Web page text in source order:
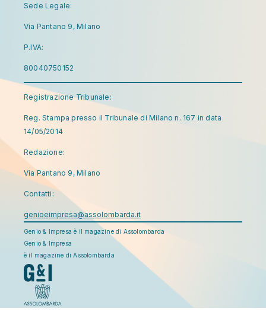
Sede Legale:
Via Pantano 9, Milano
P.IVA:
80040750152
Registrazione Tribunale:
Reg. Stampa presso il Tribunale di Milano n. 167 in data
14/05/2014
Redazione:
Via Pantano 9, Milano
Contatti:
genioeimpresa@assolombarda.it
Genio & Impresa è il magazine di Assolombarda
Genio & Impresa
è il magazine di Assolombarda